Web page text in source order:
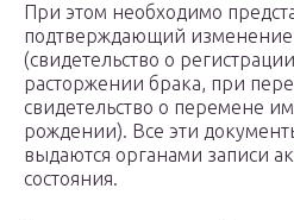
При этом необходимо
подтверждающий
(свидетельство о
расторжении брака, при
свидетельство о перемене
рождении). Все эти
выдаются органами записи
состояния.